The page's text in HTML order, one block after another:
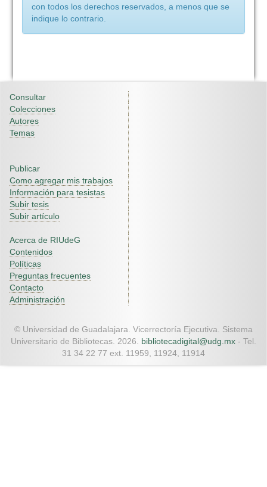
con todos los derechos reservados, a menos que se
indique lo contrario.
Consultar
Colecciones
Autores
Temas
Publicar
Como agregar mis trabajos
Información para tesistas
Subir tesis
Subir artículo
Acerca de RIUdeG
Contenidos
Políticas
Preguntas frecuentes
Contacto
Administración
© Universidad de Guadalajara. Vicerrectoría Ejecutiva. Sistema
Universitario de Bibliotecas. 2026. bibliotecadigital@udg.mx - Tel.
31 34 22 77 ext. 11959, 11924, 11914